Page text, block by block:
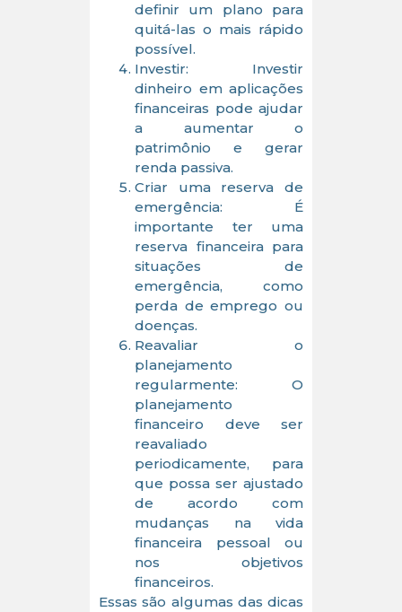
definir um plano para
quitá-las o mais rápido
possível.
Investir: Investir
dinheiro em aplicações
financeiras pode ajudar
a aumentar o
patrimônio e gerar
renda passiva.
Criar uma reserva de
emergência: É
importante ter uma
reserva financeira para
situações de
emergência, como
perda de emprego ou
doenças.
Reavaliar o
planejamento
regularmente: O
planejamento
financeiro deve ser
reavaliado
periodicamente, para
que possa ser ajustado
de acordo com
mudanças na vida
financeira pessoal ou
nos objetivos
financeiros.
Essas são algumas das dicas